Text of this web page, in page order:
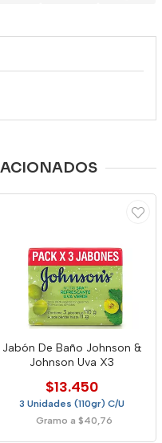
Jabón De Baño Johnson &
Johnson Uva X3
$13.450
3 Unidades (110gr) C/U
Gramo a $40,76